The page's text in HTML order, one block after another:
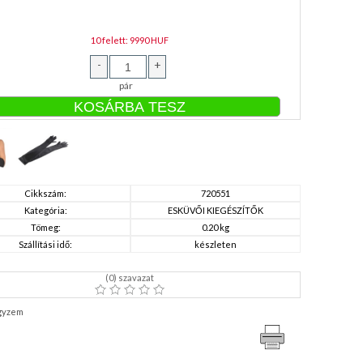
10 felett: 9990 HUF
- +
pár
Cikkszám:
720551
Kategória:
ESKÜVŐI KIEGÉSZÍTŐK
Tömeg:
0.20 kg
Szállítási idő:
készleten
(0) szavazat